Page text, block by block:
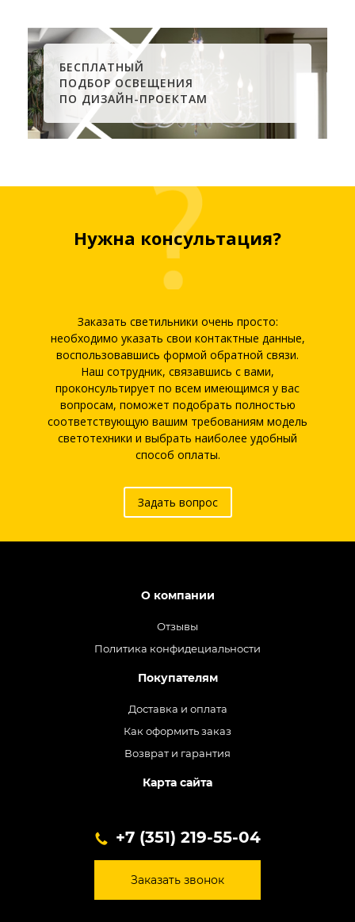
БЕСПЛАТНЫЙ
ПОДБОР ОСВЕЩЕНИЯ
ПО ДИЗАЙН-ПРОЕКТАМ
Нужна консультация?
Заказать светильники очень просто:
необходимо указать свои контактные данные,
воспользовавшись формой обратной связи.
Наш сотрудник, связавшись с вами,
проконсультирует по всем имеющимся у вас
вопросам, поможет подобрать полностью
соответствующую вашим требованиям модель
светотехники и выбрать наиболее удобный
способ оплаты.
Задать вопрос
О компании
Отзывы
Политика конфидециальности
Покупателям
Доставка и оплата
Как оформить заказ
Возврат и гарантия
Карта сайта
+7 (351) 219-55-04
Заказать звонок